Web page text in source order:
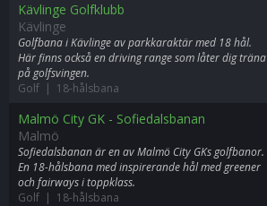
Kävlinge Golfklubb
Kävlinge
Golfbana i Kävlinge av parkkaraktär med 18 hål.
Här finns också en driving range som låter dig träna
på golfsvingen.
Golf | 18-hålsbana
Malmö City GK - Sofiedalsbanan
Malmö
Sofiedalsbanan är en av Malmö City GKs golfbanor.
En 18-hålsbana med inspirerande hål med greener
och fairways i toppklass.
Golf | 18-hålsbana